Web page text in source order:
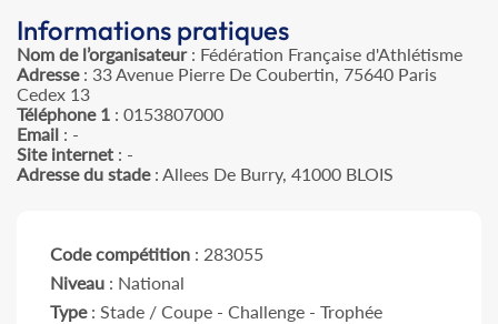
Informations pratiques
Nom de l’organisateur: Fédération Française d'Athlétisme
Adresse: 33 Avenue Pierre De Coubertin, 75640 Paris
Cedex 13
Téléphone 1 : 0153807000
Email : -
Site internet : -
Adresse du stade: Allees De Burry, 41000 BLOIS
Code compétition : 283055
Niveau : National
Type: Stade / Coupe - Challenge - Trophée